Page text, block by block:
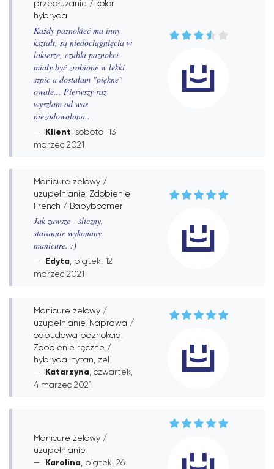
przedłużanie / kolor
hybryda
Każdy paznokieć ma inny
kształt, są niedociągnięcia w
lakierze, czubki paznokci
miały być zrobione w lekki
szpic a dostałam "piękne"
owale... Pierwszy raz
wyszłam od was
niezadowolona..
Klient , sobota, 13
marzec 2021
Manicure żelowy /
uzupełnianie, Zdobienie
French / Babyboomer
Jak zawsze - śliczny,
starannie wykonany
manicure. :)
Edyta , piątek, 12
marzec 2021
Manicure żelowy /
uzupełnianie, Naprawa /
odbudowa paznokcia,
Zdobienie ręczne /
hybryda, tytan, żel
Katarzyna , czwartek,
4 marzec 2021
Manicure żelowy /
uzupełnianie
Karolina , piątek, 26